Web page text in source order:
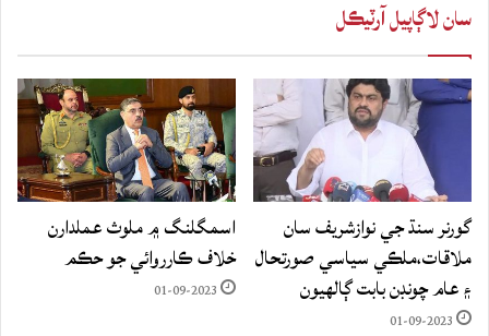
سان لاڳاپيل آرٽيڪل
گورنر سنڌ جي نوازشريف سان
ملاقات،ملڪي سياسي صورتحال
۽ عام چونڊن بابت ڳالهيون
01-09-2023
اسمگلنگ ۾ ملوث عملدارن
خلاف ڪارروائي جو حڪم
01-09-2023